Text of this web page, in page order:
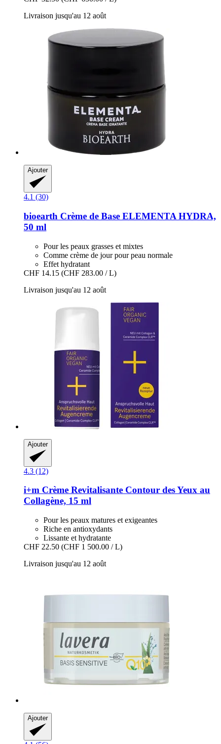
Livraison jusqu'au 12 août
Ajouter
4.1 (30)
bioearth Crème de Base ELEMENTA HYDRA,
50 ml
Pour les peaux grasses et mixtes
Comme crème de jour pour peau normale
Effet hydratant
CHF 14.15 (CHF 283.00 / L)
Livraison jusqu'au 12 août
Ajouter
4.3 (12)
i+m Crème Revitalisante Contour des Yeux au
Collagène, 15 ml
Pour les peaux matures et exigeantes
Riche en antioxydants
Lissante et hydratante
CHF 22.50 (CHF 1 500.00 / L)
Livraison jusqu'au 12 août
Ajouter